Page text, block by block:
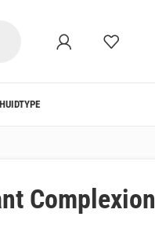
Complexion